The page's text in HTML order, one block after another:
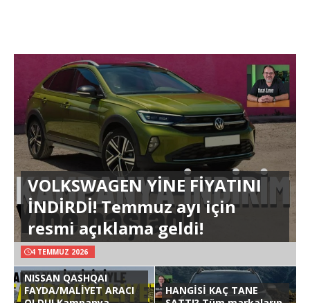
VOLKSWAGEN YİNE FİYATINI
İNDİRDİ! Temmuz ayı için
resmi açıklama geldi!
4 TEMMUZ 2026
NISSAN QASHQAI
FAYDA/MALİYET ARACI
HANGİSİ KAÇ TANE